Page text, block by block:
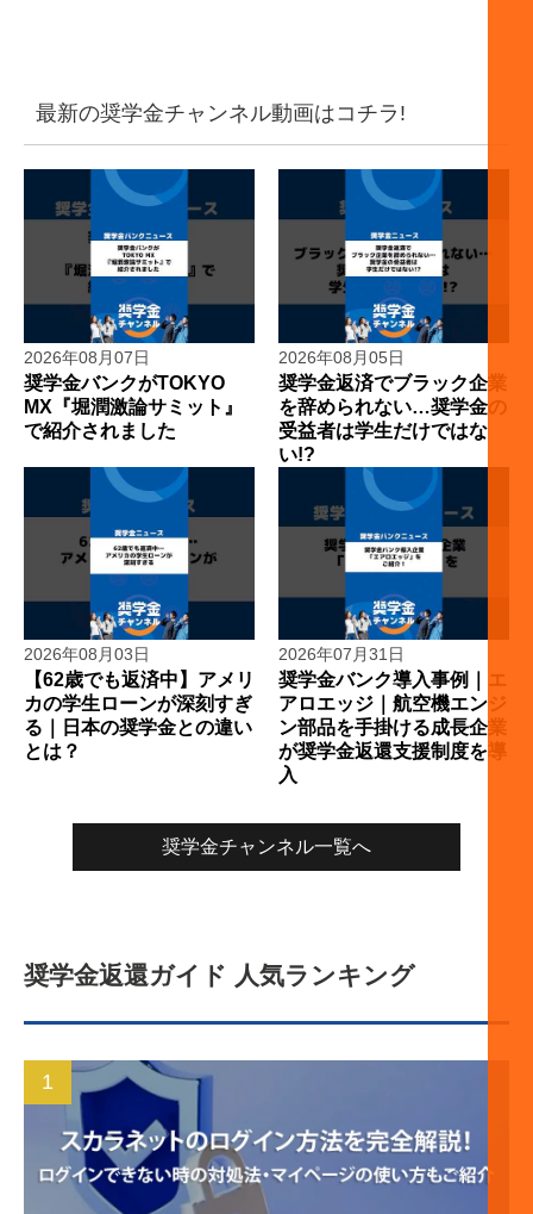
最新の奨学金チャンネル動画はコチラ!
2026年08月07日
奨学金バンクがTOKYO
MX『堀潤激論サミット』
で紹介されました
2026年08月05日
奨学金返済でブラック企業
を辞められない…奨学金の
受益者は学生だけではな
い!?
2026年08月03日
【62歳でも返済中】アメリ
カの学生ローンが深刻すぎ
る｜日本の奨学金との違い
とは？
2026年07月31日
奨学金バンク導入事例｜エ
アロエッジ｜航空機エンジ
ン部品を手掛ける成長企業
が奨学金返還支援制度を導
入
奨学金チャンネル一覧へ
奨学金返還ガイド 人気ランキング